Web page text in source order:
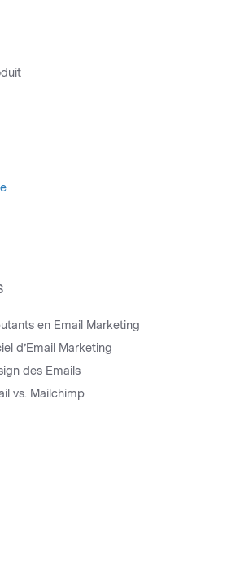
en Email Marketing
d’Email Marketing
des Emails
vs. Mailchimp